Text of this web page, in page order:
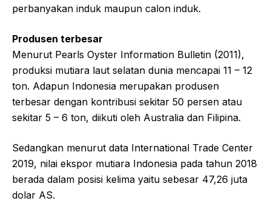
perbanyakan induk maupun calon induk.
Produsen terbesar
Menurut Pearls Oyster Information Bulletin (2011),
produksi mutiara laut selatan dunia mencapai 11 – 12
ton. Adapun Indonesia merupakan produsen
terbesar dengan kontribusi sekitar 50 persen atau
sekitar 5 – 6 ton, diikuti oleh Australia dan Filipina.
Sedangkan menurut data International Trade Center
2019, nilai ekspor mutiara Indonesia pada tahun 2018
berada dalam posisi kelima yaitu sebesar 47,26 juta
dolar AS.